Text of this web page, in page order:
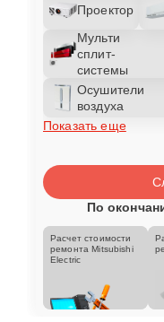
Проектор
Мульти
сплит-
системы
Осушители
воздуха
Показать еще
По
Расчет стоимости
ремонта Mitsubishi
Electric